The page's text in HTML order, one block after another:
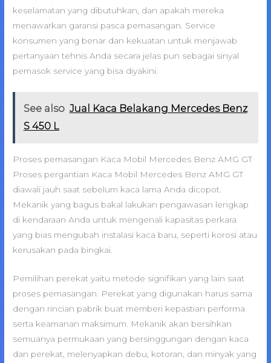
keselamatan yang dibutuhkan, dan apakah mereka
menawarkan garansi pasca pemasangan. Service
konsumen yang benar dan kekuatan untuk menjawab
pertanyaan tehnis Anda secara jelas pun sebagai sinyal
pemasok service yang bisa diyakini.
See also Jual Kaca Belakang Mercedes Benz
S 450 L
Proses pemasangan Kaca Mobil Mercedes Benz AMG GT
Proses pergantian Kaca Mobil Mercedes Benz AMG GT
diawali jauh saat sebelum kaca lama Anda dicopot.
Mekanik yang bagus bakal lakukan pengawasan lengkap
di kendaraan Anda untuk mengenali kapasitas perkara
yang bias mengubah instalasi kaca baru, seperti korosi atau
kerusakan pada bingkai.
Pemilihan perekat yaitu metode signifikan yang lain saat
proses pemasangan. Perekat yang digunakan harus sama
dengan rincian pabrik buat memberi kepastian performa
serta keamanan maksimum. Mekanik akan bersihkan
semuanya permukaan yang bersinggungan dengan kaca
dan perekat, melenyapkan debu, kotoran, dan minyak yang